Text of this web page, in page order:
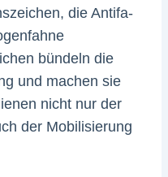
die Antifa-
bündeln die
und machen sie
nicht nur der
der Mobilisierung